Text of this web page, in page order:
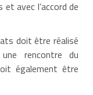
avec l’accord de
doit être réalisé
rencontre du
également être